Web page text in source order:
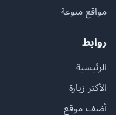
مواقع منوعة
روابط
الرئيسية
الأكثر زيارة
أضف موقع